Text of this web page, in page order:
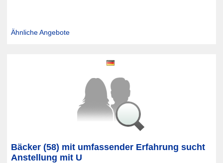
Ähnliche Angebote
Bäcker (58) mit umfassender Erfahrung sucht
Anstellung mit U